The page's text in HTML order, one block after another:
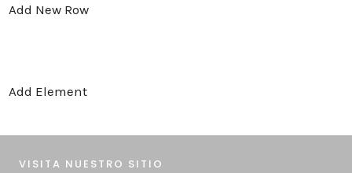
Add New Row
Add Element
VISITA NUESTRO SITIO